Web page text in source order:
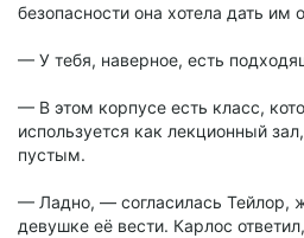
безопасности она хотела дать им
— У тебя, наверное, есть
— В этом корпусе есть класс,
используется как лекционный
пустым.
— Ладно, — согласилась Тейлор,
девушке её вести. Карлос